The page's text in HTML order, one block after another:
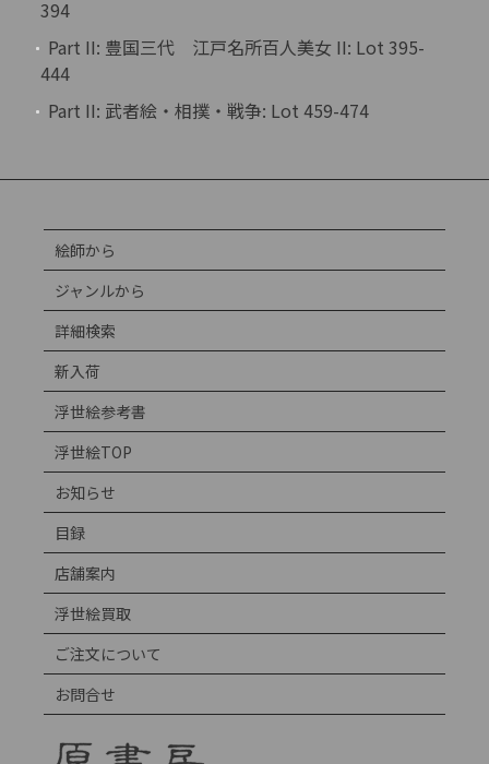
394
Part II: 豊国三代 江戸名所百人美女 II: Lot 395-
444
Part II: 武者絵・相撲・戦争: Lot 459-474
絵師から
ジャンルから
詳細検索
新入荷
浮世絵参考書
浮世絵TOP
お知らせ
目録
店舗案内
浮世絵買取
ご注文について
お問合せ